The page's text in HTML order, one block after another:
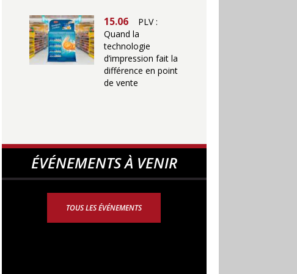
15.06
PLV :
Quand la
technologie
d’impression fait la
différence en point
de vente
ÉVÉNEMENTS À VENIR
TOUS LES ÉVÉNEMENTS